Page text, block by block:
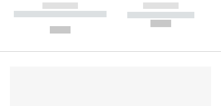
------------
----------- ----------- --------
------------
----------- -----------